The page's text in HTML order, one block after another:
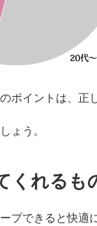
イントは、正
ょう。
くれるも
プできると快